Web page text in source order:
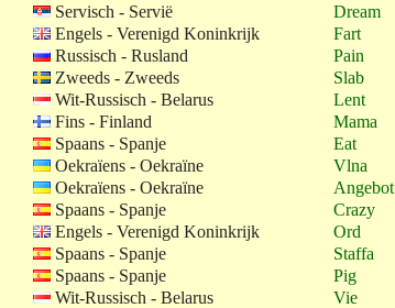
Servisch - Servië Dream
Engels - Verenigd Koninkrijk Fart
Russisch - Rusland Pain
Zweeds - Zweeds Slab
Wit-Russisch - Belarus Lent
Fins - Finland Mama
Spaans - Spanje Eat
Oekraïens - Oekraïne Vlna
Oekraïens - Oekraïne Angebot
Spaans - Spanje Crazy
Engels - Verenigd Koninkrijk Ord
Spaans - Spanje Staffa
Spaans - Spanje Pig
Wit-Russisch - Belarus Vie